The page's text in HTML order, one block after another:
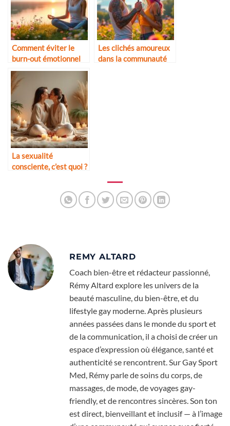
Comment éviter le
burn-out émotionnel
Les clichés amoureux
dans la communauté
La sexualité
consciente, c’est quoi ?
REMY ALTARD
Coach bien-être et rédacteur passionné,
Rémy Altard explore les univers de la
beauté masculine, du bien-être, et du
lifestyle gay moderne. Après plusieurs
années passées dans le monde du sport et
de la communication, il a choisi de créer un
espace d’expression où élégance, santé et
authenticité se rencontrent. Sur Gay Sport
Med, Rémy parle de soins du corps, de
massages, de mode, de voyages gay-
friendly, et de rencontres sincères. Son ton
est direct, bienveillant et inclusif — à l’image